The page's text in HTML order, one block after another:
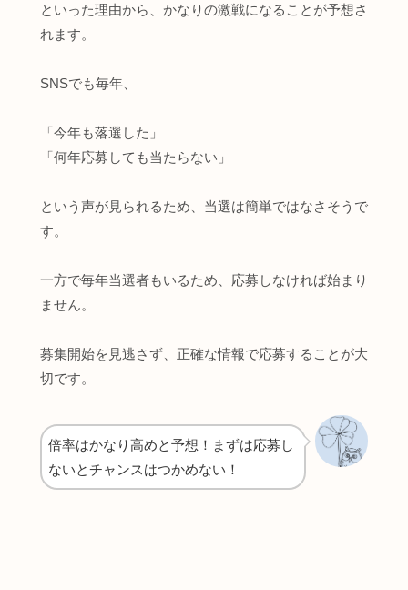
といった理由から、かなりの激戦になることが予想さ
れます。
SNSでも毎年、
「今年も落選した」
「何年応募しても当たらない」
という声が見られるため、当選は簡単ではなさそうで
す。
一方で毎年当選者もいるため、応募しなければ始まり
ません。
募集開始を見逃さず、正確な情報で応募することが大
切です。
倍率はかなり高めと予想！まずは応募し
ないとチャンスはつかめない！